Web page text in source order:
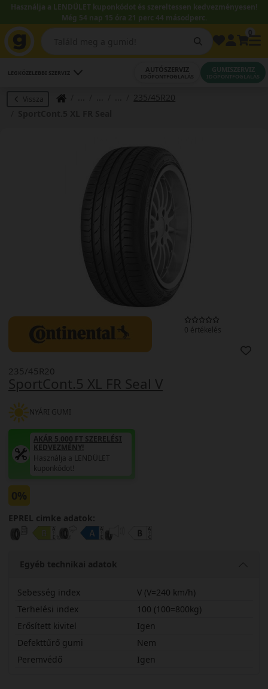
Használja a LENDÜLET kuponkódot és szereltessen kedvezményesen!
Még 54 nap 15 óra 21 perc 43 másodperc.
LEGKÖZELEBBI SZERVIZ AUTÓSZERVIZ
IDŐPONTFOGLALÁS
GUMISZERVIZ
IDŐPONTFOGLALÁS
Vissza
235/45R20
0 értékelés
SportCont.5 XL FR Seal V
235/45R20
NYÁRI GUMI
AKÁR 5.000 FT SZERELÉSI
KEDVEZMÉNY!
Használja a LENDÜLET
kuponkódot!
0%
EPREL cimke adatok:
Egyéb technikai adatok
Sebesség index
V (V=240 km/h)
Terhelési index
100 (100=800kg)
Erősített kivitel
Igen
Defekttűrő gumi
Nem
Peremvédő
Igen